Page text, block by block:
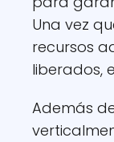
Una vez
recursos
liberados,
Además